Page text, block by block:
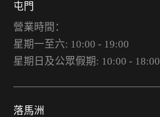
屯門
營業時間：
星期一至六: 10:00 - 19:00
星期日及公眾假期: 10:00 - 18:00
落馬洲